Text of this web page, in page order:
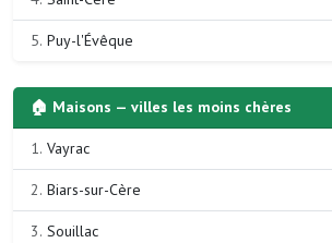
5. Puy-l'Évêque
🏠 Maisons — villes les moins chères
1. Vayrac
2. Biars-sur-Cère
3. Souillac